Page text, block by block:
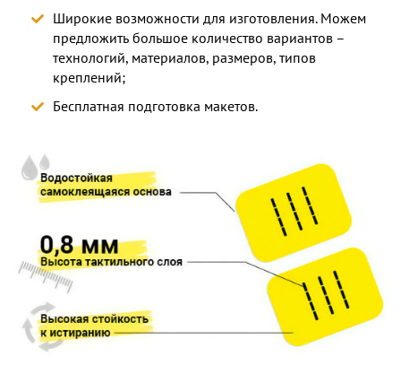
Широкие возможности для изготовления. Можем
предложить большое количество вариантов –
технологий, материалов, размеров, типов
креплений;
Бесплатная подготовка макетов.